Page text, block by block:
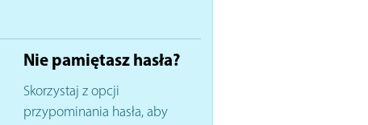
Nie pamiętasz hasła?
Skorzystaj z opcji
przypominania hasła, aby